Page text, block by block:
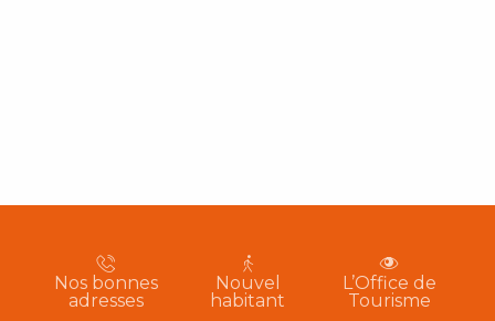
Nos bonnes
adresses
Nouvel
habitant
L’Office de
Tourisme